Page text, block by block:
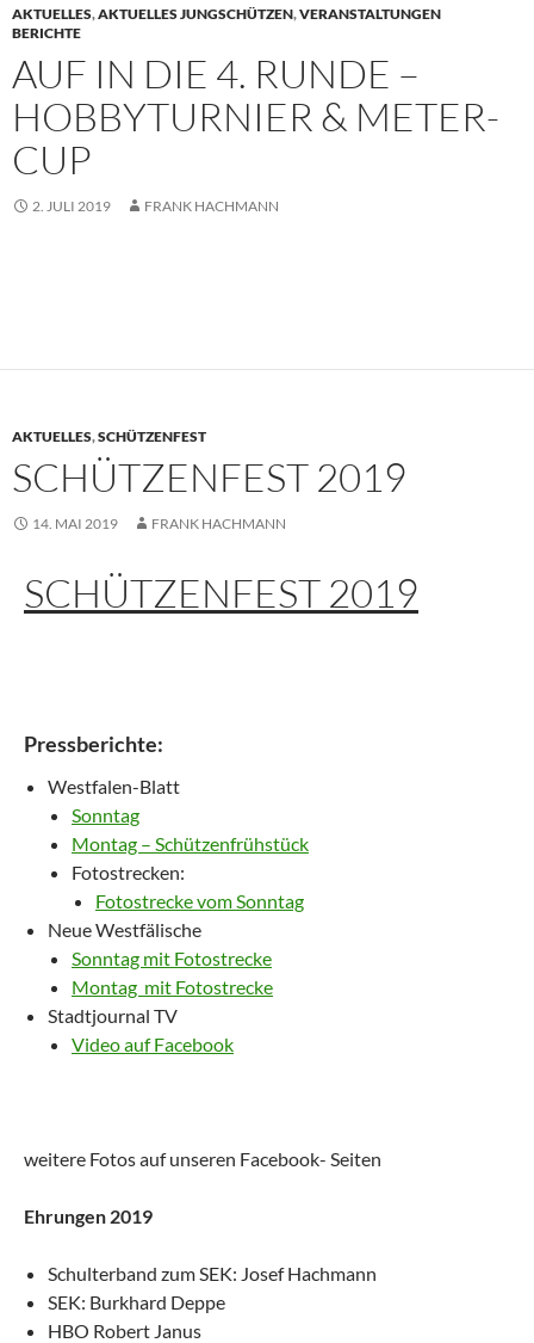
AKTUELLES,AKTUELLES JUNGSCHÜTZEN,VERANSTALTUNGEN
BERICHTE
AUF IN DIE 4. RUNDE –
HOBBYTURNIER & METER-
CUP
2. JULI 2019 FRANK HACHMANN
AKTUELLES,SCHÜTZENFEST
SCHÜTZENFEST 2019
14. MAI 2019 FRANK HACHMANN
SCHÜTZENFEST 2019
Pressberichte:
Westfalen-Blatt
Sonntag
Montag – Schützenfrühstück
Fotostrecken:
Fotostrecke vom Sonntag
Neue Westfälische
Sonntag mit Fotostrecke
Montag mit Fotostrecke
Stadtjournal TV
Video auf Facebook
weitere Fotos auf unseren Facebook- Seiten
Ehrungen 2019
Schulterband zum SEK: Josef Hachmann
SEK: Burkhard Deppe
HBO Robert Janus